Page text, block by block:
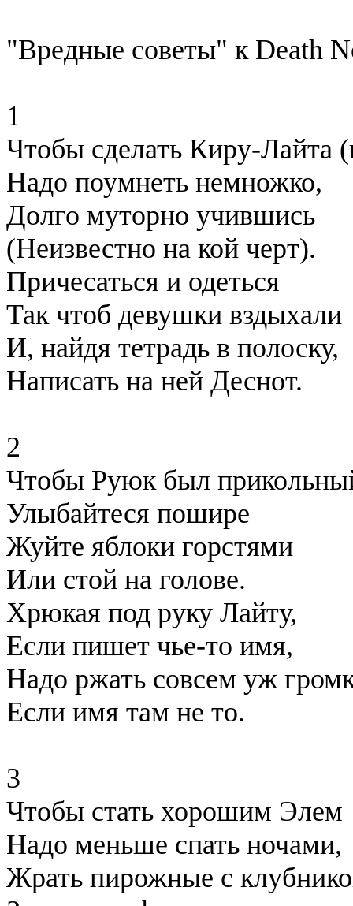
"Вредные советы" к Death
1
Чтобы сделать Киру-Лайта
Надо поумнеть немножко,
Долго муторно учившись
(Неизвестно на кой черт).
Причесаться и одеться
Так чтоб девушки вздыхали
И, найдя тетрадь в полоску,
Написать на ней Деснот.
2
Чтобы Руюк был
Улыбайтеся пошире
Жуйте яблоки горстями
Или стой на голове.
Хрюкая под руку Лайту,
Если пишет чье-то имя,
Надо ржать совсем уж
Если имя там не то.
3
Чтобы стать хорошим Элем
Надо меньше спать ночами,
Жрать пирожные с